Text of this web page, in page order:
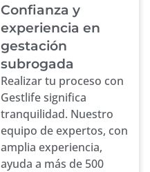
Confianza y
experiencia en
gestación
subrogada
Realizar tu proceso con
Gestlife significa
tranquilidad. Nuestro
equipo de expertos, con
amplia experiencia,
ayuda a más de 500